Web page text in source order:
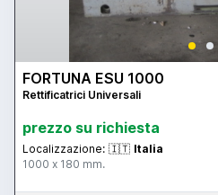
FORTUNA ESU 1000
Rettificatrici Universali
prezzo su richiesta
Localizzazione: 🇮🇹 Italia
1000 x 180 mm.